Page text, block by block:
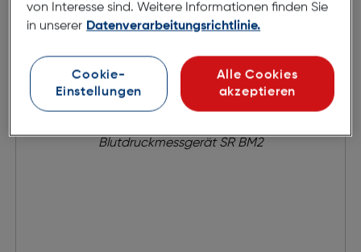
von Interesse sind. Weitere Informationen finden Sie
in unserer Datenverarbeitungsrichtlinie.
Cookie-
Einstellungen
Alle Cookies
akzeptieren